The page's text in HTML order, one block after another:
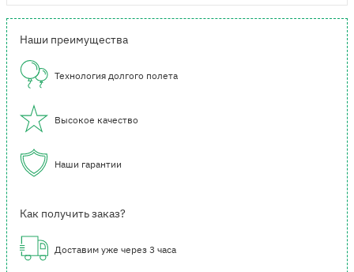
Наши преимущества
Технология долгого полета
Высокое качество
Наши гарантии
Как получить заказ?
Доставим уже через 3 часа